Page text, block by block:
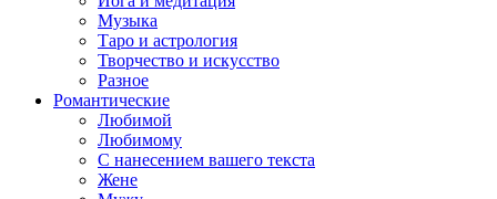
Музыка
Таро и астрология
Творчество и искусство
Разное
Романтические
Любимой
Любимому
С нанесением вашего текста
Жене